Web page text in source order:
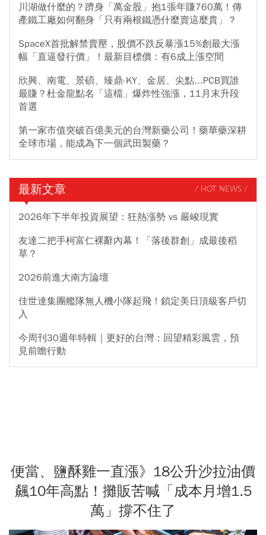
川湖做什麼的？躋身「萬金股」抱1張年賺760萬！傳
產鐵工廠如何翻身「只有兩根鐵憑什麼賣這麼貴」？
SpaceX首批解禁賣壓，股價不跌反暴漲15%創最大漲
幅「直逼發行價」！最新目標價：有6成上漲空間
欣興、南電、景碩、臻鼎-KY、金居、尖點...PCB買誰
最賺？杜金龍點名「這檔」爆炸性強漲，11月末升段
首選
第一家市值突破百億美元的台灣新藥公司！藥華藥深耕
全球市場，能成為下一個武田製藥？
最新文章 / HOT NEWS /
2026年下半年投資展望：狂熱漲勢 vs 嚴峻現實
友達二把手柯富仁裸辭內幕！「落後群創」成最後稻
草？
2026前進大南方論壇
佳世達集團艦隊無人機小隊起飛！鎖定美日頂級客戶切
入
今周刊30週年特輯｜更好的台灣：回望精彩風雲，預
見前瞻行動
便當、鹽酥雞一直漲》18公升沙拉油價
飆10年高點！攤販苦喊「成本月增1.5
萬」撐不住了